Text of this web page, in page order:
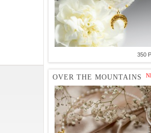
350
OVER THE MOUNTAINS